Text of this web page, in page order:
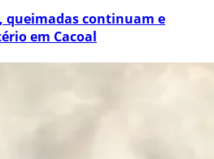
queimadas continuam e
em Cacoal